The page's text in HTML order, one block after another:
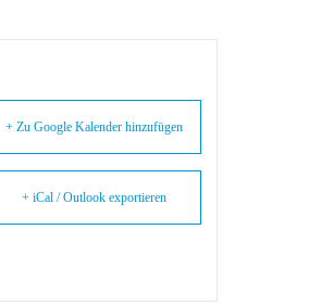
+ Zu Google Kalender hinzufügen
+ iCal / Outlook exportieren